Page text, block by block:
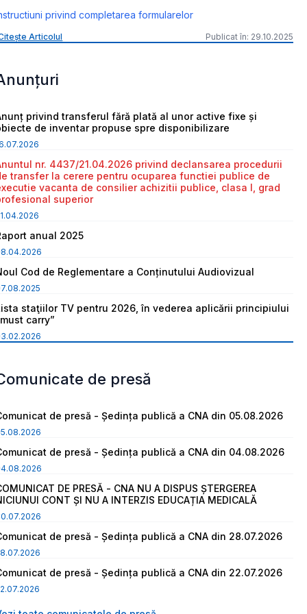
privind completarea formularelor
Articolul Publicat în: 29.10.2025
privind transferul fără plată al unor active fixe și
de inventar propuse spre disponibilizare
nr. 4437/21.04.2026 privind declansarea procedurii
transfer la cerere pentru ocuparea functiei publice de
vacanta de consilier achizitii publice, clasa I, grad
superior
anual 2025
Cod de Reglementare a Conținutului Audiovizual
staţiilor TV pentru 2026, în vederea aplicării principiului
carry”
de presă
de presă - Ședința publică a CNA din 05.08.2026
de presă - Ședința publică a CNA din 04.08.2026
DE PRESĂ - CNA NU A DISPUS ȘTERGEREA
CONT ȘI NU A INTERZIS EDUCAȚIA MEDICALĂ
de presă - Ședința publică a CNA din 28.07.2026
de presă - Ședința publică a CNA din 22.07.2026